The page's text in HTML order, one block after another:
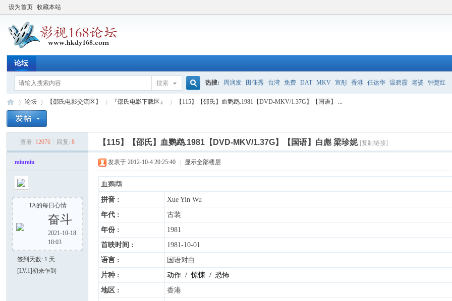
设为首页 收藏本站
论坛
搜索
搜
索
热搜: 周润发 田佳秀 台湾 免费 DAT MKV 宣彤 香港 任达华 温碧霞 老婆 钟楚红
视
论坛
›
【邵氏电影交流区】
›
『邵氏电影下载区』
›
【115】【邵氏】血鹦鹉.1981【DVD-MKV/1.37G】【国语】 ...
查看: 12076 回复: 8 【115】【邵氏】血鹦鹉.1981【DVD-MKV/1.37G】【国语】白彪 梁珍妮 [复制链接]
miumiu
TA的每日心情
奋斗
2021-10-18
18:03
签到天数: 1 天
[LV.1]初来乍到
发表于 2012-10-4 20:25:40 显示全部楼层
血鹦鹉
拼音 :
Xue Yin Wu
年代 :
古装
年份 :
1981
首映时间 :
1981-10-01
语言 :
国语对白
片种 :
动作 / 惊悚 / 恐怖
地区 :
香港